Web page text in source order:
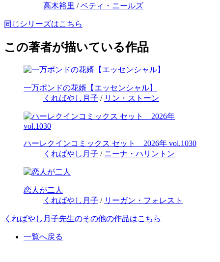
高木裕里 /ベティ・ニールズ
同じシリーズはこちら
この著者が描いている作品
一万ポンドの花婿【エッセンシャル】
くればやし月子 / リン・ストーン
ハーレクインコミックス セット 2026年 vol.1030
くればやし月子 / ニーナ・ハリントン
恋人が二人
くればやし月子 / リーガン・フォレスト
くればやし月子先生のその他の作品はこちら
一覧へ戻る